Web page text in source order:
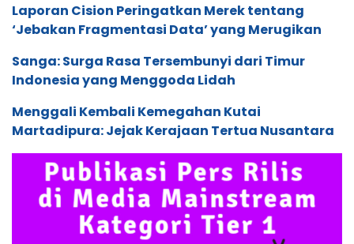
Laporan Cision Peringatkan Merek tentang
‘Jebakan Fragmentasi Data’ yang Merugikan
Sanga: Surga Rasa Tersembunyi dari Timur
Indonesia yang Menggoda Lidah
Menggali Kembali Kemegahan Kutai
Martadipura: Jejak Kerajaan Tertua Nusantara